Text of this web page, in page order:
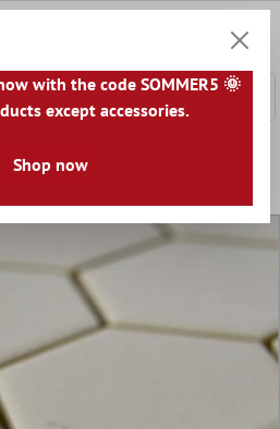
De Mozaic
Deschis
with the code SOMMER5 🌞
except accessories.
Shop now